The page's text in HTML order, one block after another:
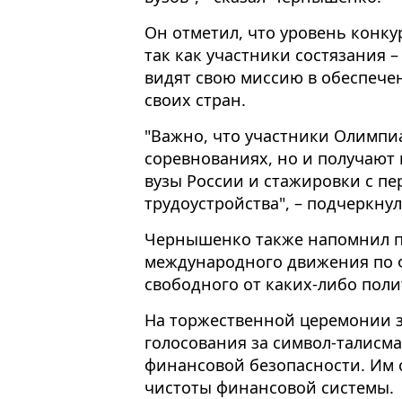
Он отметил, что уровень
так как участники
видят свою миссию в
своих стран.
"Важно, что участники
соревнованиях, но и
вузы России и стажировки с
трудоустройства", –
Чернышенко также напомнил
международного движения по
свободного от каких-либо
На торжественной церемонии
голосования за символ-
финансовой безопасности. Им
чистоты финансовой системы.